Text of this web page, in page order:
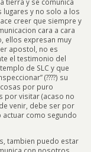
y no solo a los
creer que siempre y
cara a cara
ellos expresan muy
apostol, no es
el testimonio del
de SLC y que
(????) su
por puro
por visitar (acaso no
venir, debe ser por
como segundo
tambien puedo estar
con nosotros